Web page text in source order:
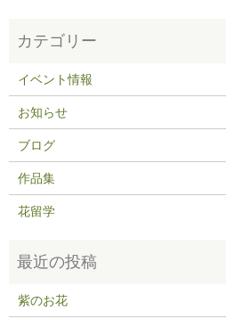
イベント情報
お知らせ
ブログ
作品集
花留学
紫のお花